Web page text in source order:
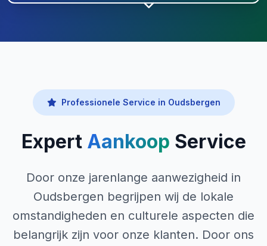
Professionele Service in Oudsbergen
Expert Aankoop Service
Door onze jarenlange aanwezigheid in
Oudsbergen begrijpen wij de lokale
omstandigheden en culturele aspecten die
belangrijk zijn voor onze klanten. Door ons